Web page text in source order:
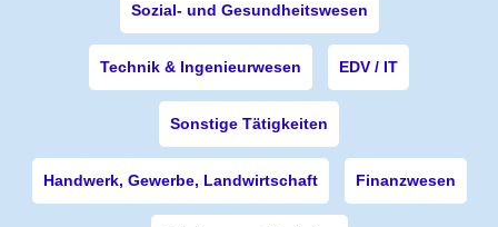
Sozial- und Gesundheitswesen
Technik & Ingenieurwesen EDV / IT
Sonstige Tätigkeiten
Handwerk, Gewerbe, Landwirtschaft Finanzwesen